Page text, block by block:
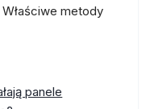
metody
panele